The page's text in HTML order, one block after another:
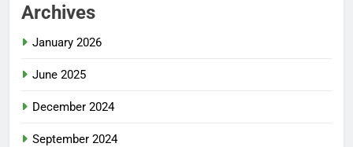
Archives
January 2026
June 2025
December 2024
September 2024